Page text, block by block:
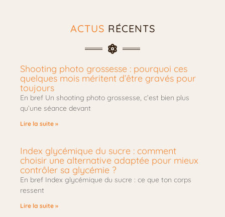
ACTUS RÉCENTS
Shooting photo grossesse : pourquoi ces
quelques mois méritent d’être gravés pour
toujours
En bref Un shooting photo grossesse, c’est bien plus
qu’une séance devant
Lire la suite »
Index glycémique du sucre : comment
choisir une alternative adaptée pour mieux
contrôler sa glycémie ?
En bref Index glycémique du sucre : ce que ton corps
ressent
Lire la suite »